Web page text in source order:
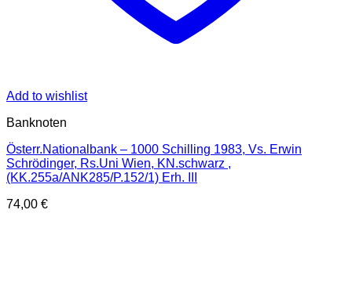
Add to wishlist
Banknoten
Österr.Nationalbank – 1000 Schilling 1983, Vs. Erwin
Schrödinger, Rs.Uni Wien, KN.schwarz ,
(KK.255a/ANK285/P.152/1) Erh. III
74,00 €